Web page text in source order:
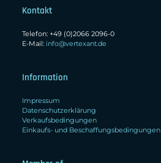
Kontakt
Telefon: +49 (0)2066 2096-0
E-Mail: info@vertexant.de
Information
Impressum
Datenschutzerklärung
Verkaufsbedingungen
Einkaufs- und Beschaffungsbedingungen